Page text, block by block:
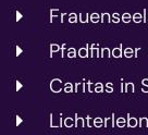
Pfadfinder
Caritas in